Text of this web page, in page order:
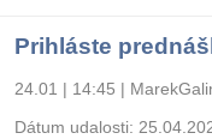
Prihláste
24.01 | 14:45 |
Dátum udalosti: